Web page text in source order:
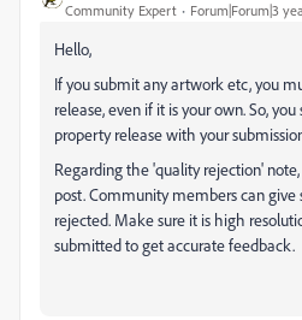
Community Expert Forum|Forum|3
Hello,
If you submit any artwork etc, you
release, even if it is your own. So,
property release with your
Regarding the 'quality rejection'
post. Community members can
rejected. Make sure it is high
submitted to get accurate feedback.